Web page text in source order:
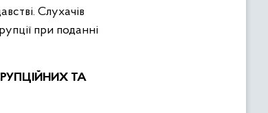
Слухачів
при поданні
ТА